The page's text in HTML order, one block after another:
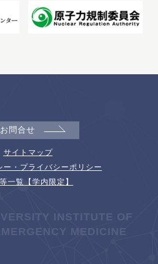
お問合せ
サイトマップ
ー・プライバシーポリシー
一覧【学内限定】
INSTITUTE OF
MEDICINE